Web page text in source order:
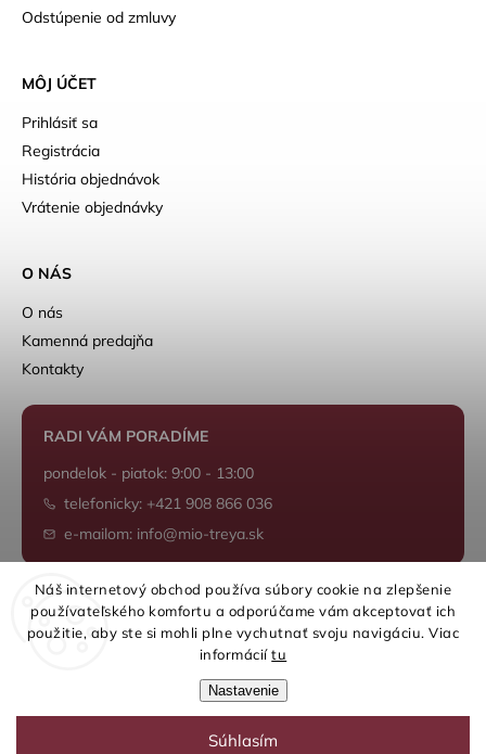
Náš internetový obchod používa súbory cookie na zlepšenie
používateľského komfortu a odporúčame vám akceptovať ich
použitie, aby ste si mohli plne vychutnať svoju navigáciu. Viac
informáciítu
Nastavenie
Súhlasím
Odstúpenie od zmluvy
MÔJ ÚČET
Prihlásiť sa
Registrácia
História objednávok
Vrátenie objednávky
O NÁS
O nás
Kamenná predajňa
Kontakty
RADI VÁM PORADÍME
pondelok - piatok: 9:00 - 13:00
telefonicky: +421 908 866 036
e-mailom: info@mio-treya.sk
Shoptet.sk